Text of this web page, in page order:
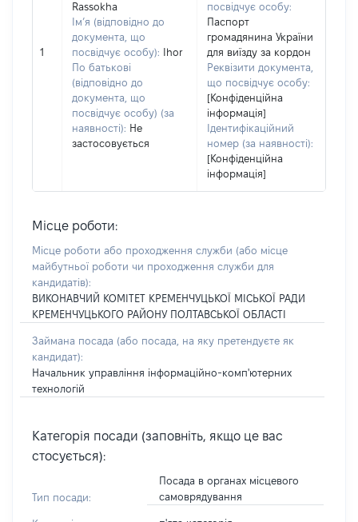
1
Rassokha
Ім’я (відповідно до
документа, що
посвідчує особу):
Ihor
По батькові
(відповідно до
документа, що
посвідчує особу) (за
наявності): Не
застосовується
посвідчує особу:
Паспорт
громадянина України
для виїзду за кордон
Реквізити документа,
що посвідчує особу:
[Конфіденційна
інформація]
Ідентифікаційний
номер (за наявності):
[Конфіденційна
інформація]
Місце роботи:
Місце роботи або проходження служби (або місце
майбутньої роботи чи проходження служби для
кандидатів):
ВИКОНАВЧИЙ КОМІТЕТ КРЕМЕНЧУЦЬКОЇ МІСЬКОЇ РАДИ
КРЕМЕНЧУЦЬКОГО РАЙОНУ ПОЛТАВСЬКОЇ ОБЛАСТІ
Займана посада (або посада, на яку претендуєте як
кандидат):
Начальник управління інформаційно-комп'ютерних
технологій
Категорія посади (заповніть, якщо це вас
стосується):
Тип посади:
Посада в органах місцевого
самоврядування